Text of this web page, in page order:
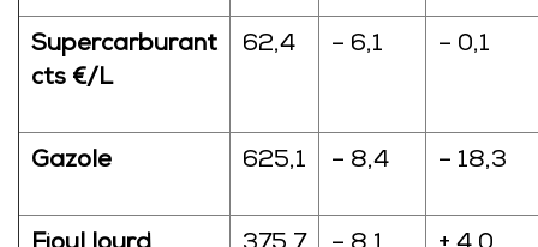
Supercarburant
cts €/L
62,4 – 6,1 – 0,1
Gazole 625,1 – 8,4 – 18,3